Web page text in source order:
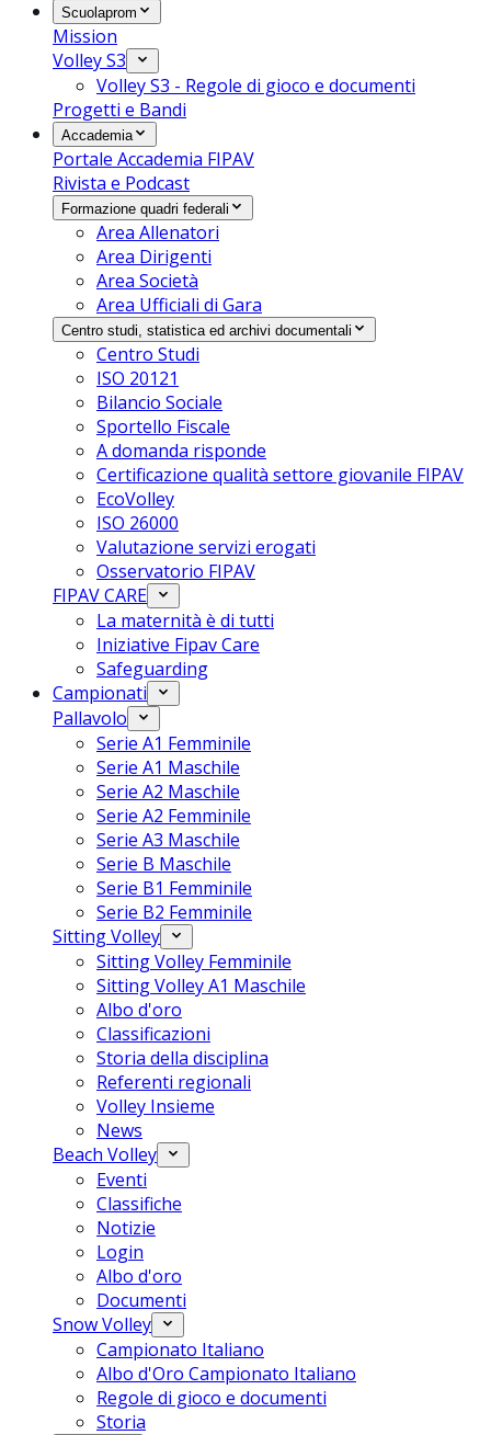
Scuolaprom
Mission
Volley S3
Volley S3 - Regole di gioco e documenti
Progetti e Bandi
Accademia
Portale Accademia FIPAV
Rivista e Podcast
Formazione quadri federali
Area Allenatori
Area Dirigenti
Area Società
Area Ufficiali di Gara
Centro studi, statistica ed archivi documentali
Centro Studi
ISO 20121
Bilancio Sociale
Sportello Fiscale
A domanda risponde
Certificazione qualità settore giovanile FIPAV
EcoVolley
ISO 26000
Valutazione servizi erogati
Osservatorio FIPAV
FIPAV CARE
La maternità è di tutti
Iniziative Fipav Care
Safeguarding
Campionati
Pallavolo
Serie A1 Femminile
Serie A1 Maschile
Serie A2 Maschile
Serie A2 Femminile
Serie A3 Maschile
Serie B Maschile
Serie B1 Femminile
Serie B2 Femminile
Sitting Volley
Sitting Volley Femminile
Sitting Volley A1 Maschile
Albo d'oro
Classificazioni
Storia della disciplina
Referenti regionali
Volley Insieme
News
Beach Volley
Eventi
Classifiche
Notizie
Login
Albo d'oro
Documenti
Snow Volley
Campionato Italiano
Albo d'Oro Campionato Italiano
Regole di gioco e documenti
Storia